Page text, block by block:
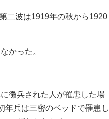
二波は1919年の秋から1920
かった。
徴兵された人が罹患した場
年兵は三密のベッドで罹患し